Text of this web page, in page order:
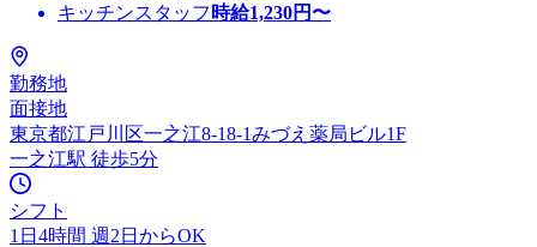
キッチンスタッフ 時給1,230円〜
勤務地
面接地
東京都江戸川区一之江8-18-1みづえ薬局ビル1F
一之江駅 徒歩5分
シフト
1日4時間 週2日からOK